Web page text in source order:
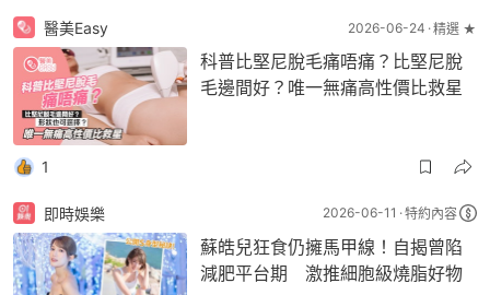
醫美Easy 2026-06-24 精選 ★
科普比堅尼脫毛痛唔痛？比堅尼脫
毛邊間好？唯一無痛高性價比救星
1
即時娛樂 2026-06-11 特約內容
蘇皓兒狂食仍擁馬甲線！自揭曾陷
減肥平台期 激推細胞級燒脂好物